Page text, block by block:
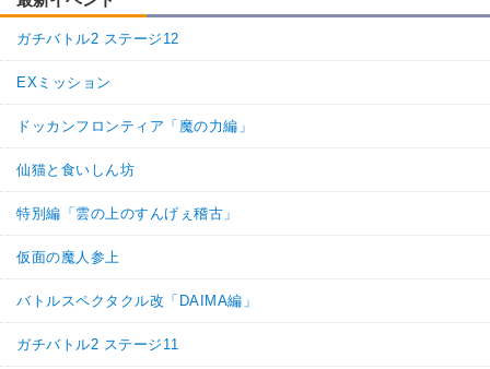
ガチバトル2 ステージ12
EXミッション
ドッカンフロンティア「魔の力編」
仙猫と食いしん坊
特別編「雲の上のすんげぇ稽古」
仮面の魔人参上
バトルスペクタクル改「DAIMA編」
ガチバトル2 ステージ11